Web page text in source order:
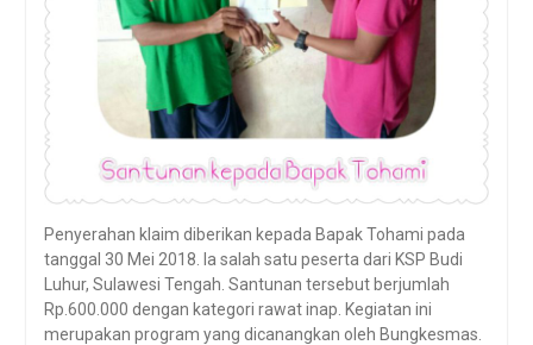
Penyerahan klaim diberikan kepada Bapak Tohami pada
tanggal 30 Mei 2018. Ia salah satu peserta dari KSP Budi
Luhur, Sulawesi Tengah. Santunan tersebut berjumlah
Rp.600.000 dengan kategori rawat inap. Kegiatan ini
merupakan program yang dicanangkan oleh Bungkesmas.